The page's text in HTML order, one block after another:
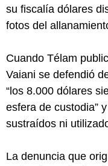
su fiscalía dólares
fotos del
Cuando Télam
Vaiani se defendió
“los 8.000 dólares
esfera de custodia”
sustraídos ni
La denuncia que